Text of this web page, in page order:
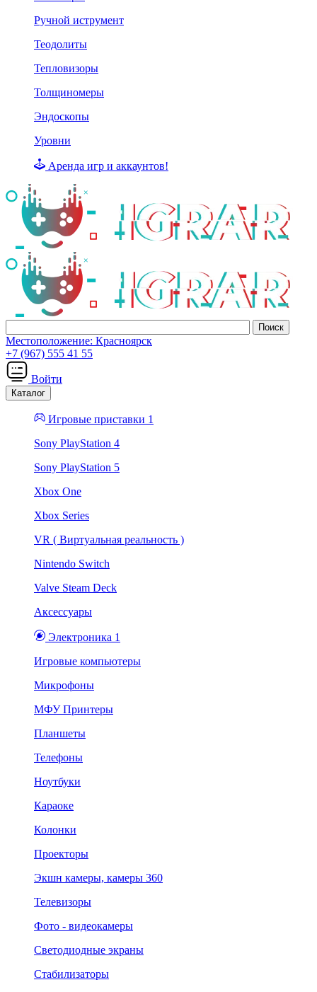
Ручной иструмент
Теодолиты
Тепловизоры
Толщиномеры
Эндоскопы
Уровни
Аренда игр и аккаунтов!
Местоположение: Красноярск
+7 (967) 555 41 55
Войти
Каталог
Игровые приставки 1
Sony PlayStation 4
Sony PlayStation 5
Xbox One
Xbox Series
VR ( Виртуальная реальность )
Nintendo Switch
Valve Steam Deck
Аксессуары
Электроника 1
Игровые компьютеры
Микрофоны
МФУ Принтеры
Планшеты
Телефоны
Ноутбуки
Караоке
Колонки
Проекторы
Экшн камеры, камеры 360
Телевизоры
Фото - видеокамеры
Светодиодные экраны
Стабилизаторы